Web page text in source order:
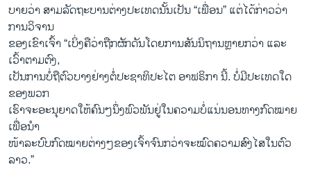
ບາຍວ່າ ສາມລັດຖະບານຕ່າງປະເທດນັ້ນເປັນ “ເພື່ອນ” ແຕ່ໄດ້ກ່າວວ່າ
ການວິຈານ
ຂອງເຂົາເຈົ້າ “ເບິ່ງຄືວ່າຖືກຜັກດັນໂດຍການສັນນິຖານຫຼາຍກວ່າ ແລະ
ເວົ້າຕາມຕົງ,
ເປັນການບໍ່ຖືຕົວບາງຢ່າງຕໍ່ປະຊາທິປະໄຕ ອາຟຣິກາ ນີ້. ບໍ່ມີປະເທດໃດ
ຂອງພວກ
ເຮົາຈະອະນຸຍາດໃຫ້ຄົນໆນຶ່ງພົວພັນຢູ່ໃນຄວາມບໍ່ແນ່ນອນທາງກົດໝາຍ
ເພື່ອນຳ
ໜ້າລະບົບກົດໝາຍຕ່າງໆຂອງເຈົ້າຈົນກວ່າຈະໝົດຄວາມສົງໄສໃນຕົວ
ລາວ.”